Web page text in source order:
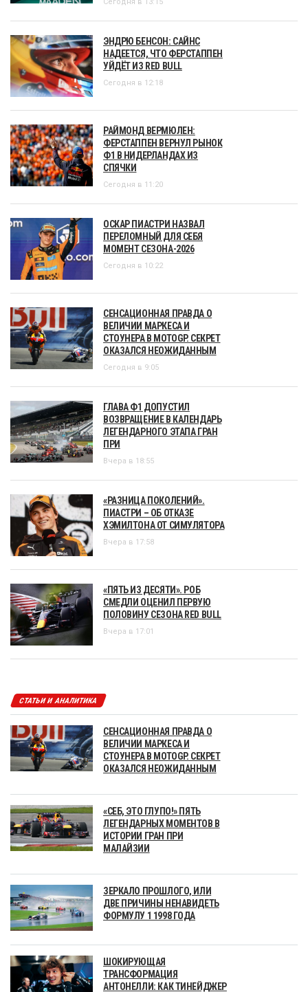
ЭНДРЮ БЕНСОН: САЙНС
НАДЕЕТСЯ, ЧТО ФЕРСТАППЕН
УЙДЁТ ИЗ RED BULL
Сегодня в 12:18
РАЙМОНД ВЕРМЮЛЕН:
ФЕРСТАППЕН ВЕРНУЛ РЫНОК
Ф1 В НИДЕРЛАНДАХ ИЗ
СПЯЧКИ
Сегодня в 11:20
ОСКАР ПИАСТРИ НАЗВАЛ
ПЕРЕЛОМНЫЙ ДЛЯ СЕБЯ
МОМЕНТ СЕЗОНА-2026
Сегодня в 10:22
СЕНСАЦИОННАЯ ПРАВДА О
ВЕЛИЧИИ МАРКЕСА И
СТОУНЕРА В MOTOGP. СЕКРЕТ
ОКАЗАЛСЯ НЕОЖИДАННЫМ
Сегодня в 9:05
ГЛАВА Ф1 ДОПУСТИЛ
ВОЗВРАЩЕНИЕ В КАЛЕНДАРЬ
ЛЕГЕНДАРНОГО ЭТАПА ГРАН
ПРИ
Вчера в 18:55
«РАЗНИЦА ПОКОЛЕНИЙ».
ПИАСТРИ – ОБ ОТКАЗЕ
ХЭМИЛТОНА ОТ СИМУЛЯТОРА
Вчера в 17:58
«ПЯТЬ ИЗ ДЕСЯТИ». РОБ
СМЕДЛИ ОЦЕНИЛ ПЕРВУЮ
ПОЛОВИНУ СЕЗОНА RED BULL
Вчера в 17:01
СТАТЬИ И АНАЛИТИКА
СЕНСАЦИОННАЯ ПРАВДА О
ВЕЛИЧИИ МАРКЕСА И
СТОУНЕРА В MOTOGP. СЕКРЕТ
ОКАЗАЛСЯ НЕОЖИДАННЫМ
«СЕБ, ЭТО ГЛУПО!» ПЯТЬ
ЛЕГЕНДАРНЫХ МОМЕНТОВ В
ИСТОРИИ ГРАН ПРИ
МАЛАЙЗИИ
ЗЕРКАЛО ПРОШЛОГО, ИЛИ
ДВЕ ПРИЧИНЫ НЕНАВИДЕТЬ
ФОРМУЛУ 1 1998 ГОДА
ШОКИРУЮЩАЯ
ТРАНСФОРМАЦИЯ
АНТОНЕЛЛИ: КАК ТИНЕЙДЖЕР